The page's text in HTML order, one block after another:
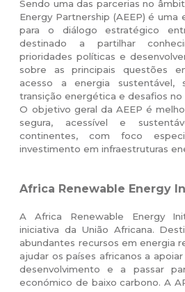
Sendo uma das parcerias no
Energy Partnership (AEEP) é uma
para o diálogo estratégico
destinado a partilhar
prioridades políticas e
sobre as principais questões
acesso a energia sustentável,
transição energética e desafios no
O objetivo geral da AEEP é
segura, acessível e
continentes, com foco
investimento em infraestruturas
Africa Renewable Energy
A Africa Renewable Energy
iniciativa da União Africana.
abundantes recursos em energia
ajudar os países africanos a
desenvolvimento e a passar
económico de baixo carbono. A